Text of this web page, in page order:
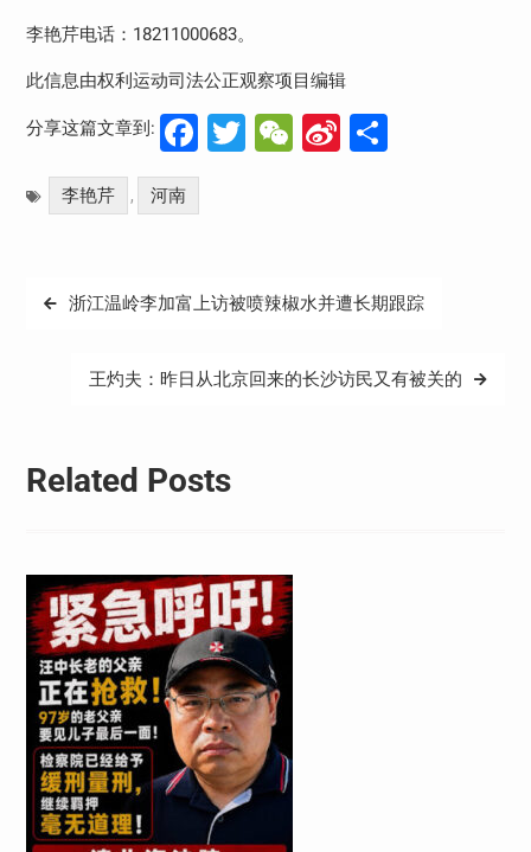
李艳芹电话：18211000683。
此信息由权利运动司法公正观察项目编辑
分享这篇文章到: Facebook
Twitter
WeChat
Sina分
李艳芹 , 河南
文
浙江温岭李加富上访被喷辣椒水并遭长期跟踪
王灼夫：昨日从北京回来的长沙访民又有被关的
Related Posts